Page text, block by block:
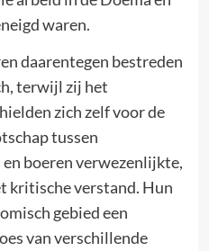
waren.
daarentegen bestreden
terwijl zij het
zich zelf voor de
tussen
boeren verwezenlijkte,
kritische verstand. Hun
gebied een
van verschillende